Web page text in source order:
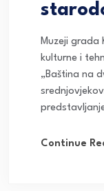
Muzeji grada
kulturne i
„Baština na
Continue